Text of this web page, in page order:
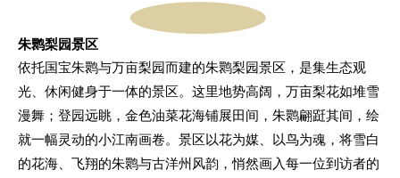
朱鹮梨园景区
依托国宝朱鹮与万亩梨园而建的朱鹮梨园景区，是集生态观
光、休闲健身于一体的景区。这里地势高阔，万亩梨花如堆雪
漫舞；登园远眺，金色油菜花海铺展田间，朱鹮翩跹其间，绘
就一幅灵动的小江南画卷。景区以花为媒、以鸟为魂，将雪白
的花海、飞翔的朱鹮与古洋州风韵，悄然画入每一位到访者的